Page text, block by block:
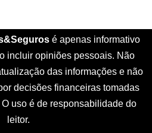
é apenas informativo
incluir opiniões pessoais. Não
das informações e não
decisões financeiras tomadas
uso é de responsabilidade do
leitor.